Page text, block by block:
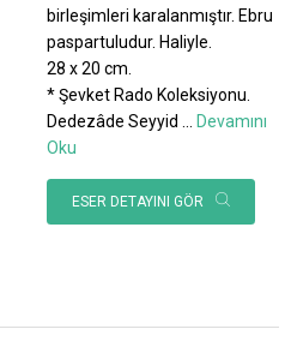
birleşimleri karalanmıştır. Ebru
paspartuludur. Haliyle.
28 x 20 cm.
* Şevket Rado Koleksiyonu.
Dedezâde Seyyid
Devamını
Oku
ESER DETAYINI GÖR